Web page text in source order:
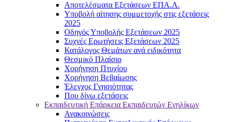
Αποτελέσματα Εξετάσεων ΕΠΑ.Λ.
Υποβολή αίτησης συμμετοχής στις εξετάσεις
2025
Οδηγός Υποβολής Εξετάσεων 2025
Συχνές Ερωτήσεις Εξετάσεων 2025
Κατάλογος Θεμάτων ανά ειδικότητα
Θεσμικό Πλαίσιο
Χορήγηση Πτυχίου
Χορήγηση Βεβαίωσης
Έλεγχος Γνησιότητας
Που δίνω εξετάσεις
Εκπαιδευτική Επάρκεια Εκπαιδευτών Ενηλίκων
Ανακοινώσεις